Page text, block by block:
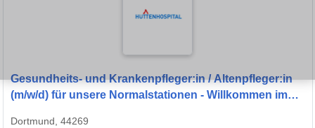
Gesundheits- und Krankenpfleger:in / Altenpfleger:in
(m/w/d) für unsere Normalstationen - Willkommen im
Dortmund, 44269